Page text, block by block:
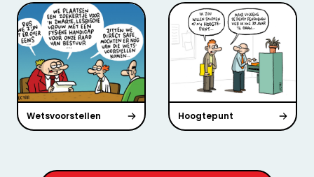
Wetsvoorstellen Hoogtepunt